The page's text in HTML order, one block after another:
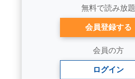
無料で読み放題
会員登録する
会員の方
ログイン